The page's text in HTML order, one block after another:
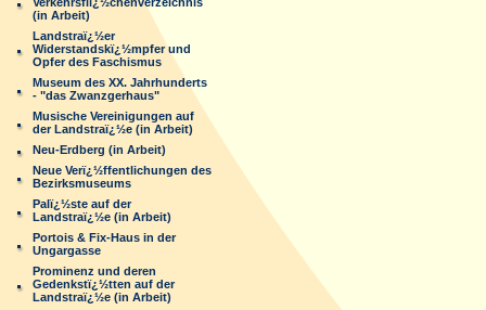
(in Arbeit)
Landstraï¿½er
Widerstandskï¿½mpfer und
Opfer des Faschismus
Museum des XX. Jahrhunderts
- "das Zwanzgerhaus"
Musische Vereinigungen auf
der Landstraï¿½e (in Arbeit)
Neu-Erdberg (in Arbeit)
Neue Verï¿½ffentlichungen des
Bezirksmuseums
Palï¿½ste auf der
Landstraï¿½e (in Arbeit)
Portois & Fix-Haus in der
Ungargasse
Prominenz und deren
Gedenkstï¿½tten auf der
Landstraï¿½e (in Arbeit)